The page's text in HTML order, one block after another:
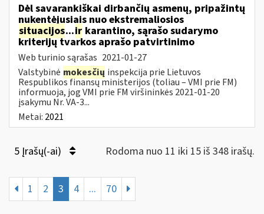
Dėl savarankiškai dirbančių asmenų, pripažintų
nukentėjusiais nuo ekstremaliosios
situacijos...ir karantino, sąrašo sudarymo
kriterijų tvarkos aprašo patvirtinimo
Web turinio sąrašas 2021-01-27
Valstybinė mokesčių inspekcija prie Lietuvos
Respublikos finansų ministerijos (toliau – VMI prie FM)
informuoja, jog VMI prie FM viršininkės 2021-01-20
įsakymu Nr. VA-3...
Metai: 2021
5 Įrašų(-ai) Rodoma nuo 11 iki 15 iš 348 irašų.
1 2 3 4 ... 70